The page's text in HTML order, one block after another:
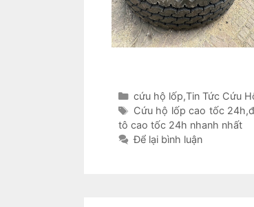
Danh
mục
cứu hộ lốp,Tin Tức Cứu
Thẻ
Cứu hộ lốp cao tốc 24h,
tô cao tốc 24h nhanh nhất
Để lại bình luận